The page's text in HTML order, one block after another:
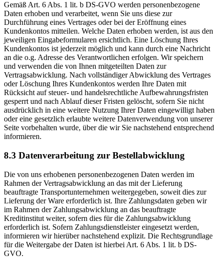
Gemäß Art. 6 Abs. 1 lit. b DS-GVO werden personenbezogene
Daten erhoben und verarbeitet, wenn Sie uns diese zur
Durchführung eines Vertrages oder bei der Eröffnung eines
Kundenkontos mitteilen. Welche Daten erhoben werden, ist aus den
jeweiligen Eingabeformularen ersichtlich. Eine Löschung Ihres
Kundenkontos ist jederzeit möglich und kann durch eine Nachricht
an die o.g. Adresse des Verantwortlichen erfolgen. Wir speichern
und verwenden die von Ihnen mitgeteilten Daten zur
Vertragsabwicklung. Nach vollständiger Abwicklung des Vertrages
oder Löschung Ihres Kundenkontos werden Ihre Daten mit
Rücksicht auf steuer- und handelsrechtliche Aufbewahrungsfristen
gesperrt und nach Ablauf dieser Fristen gelöscht, sofern Sie nicht
ausdrücklich in eine weitere Nutzung Ihrer Daten eingewilligt haben
oder eine gesetzlich erlaubte weitere Datenverwendung von unserer
Seite vorbehalten wurde, über die wir Sie nachstehend entsprechend
informieren.
8.3 Datenverarbeitung zur Bestellabwicklung
Die von uns erhobenen personenbezogenen Daten werden im
Rahmen der Vertragsabwicklung an das mit der Lieferung
beauftragte Transportunternehmen weitergegeben, soweit dies zur
Lieferung der Ware erforderlich ist. Ihre Zahlungsdaten geben wir
im Rahmen der Zahlungsabwicklung an das beauftragte
Kreditinstitut weiter, sofern dies für die Zahlungsabwicklung
erforderlich ist. Sofern Zahlungsdienstleister eingesetzt werden,
informieren wir hierüber nachstehend explizit. Die Rechtsgrundlage
für die Weitergabe der Daten ist hierbei Art. 6 Abs. 1 lit. b DS-
GVO.